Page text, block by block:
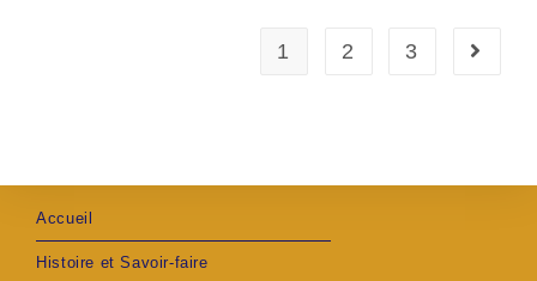
1 2 3
Accueil
Histoire et Savoir-faire